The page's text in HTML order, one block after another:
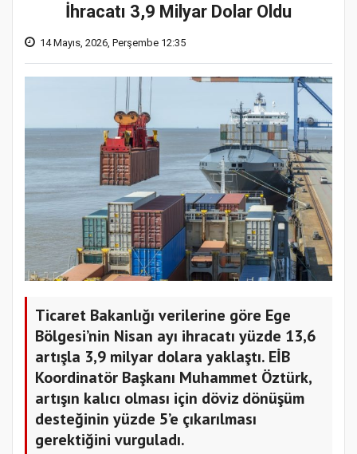
İhracatı 3,9 Milyar Dolar Oldu
14 Mayıs, 2026, Perşembe 12:35
Ticaret Bakanlığı verilerine göre Ege
Bölgesi’nin Nisan ayı ihracatı yüzde 13,6
artışla 3,9 milyar dolara yaklaştı. EİB
Koordinatör Başkanı Muhammet Öztürk,
artışın kalıcı olması için döviz dönüşüm
desteğinin yüzde 5’e çıkarılması
gerektiğini vurguladı.